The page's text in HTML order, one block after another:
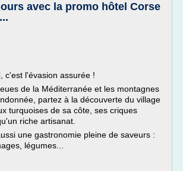
avec la promo hôtel Corse
c'est l'évasion assurée !
de la Méditerranée et les montagnes
partez à la découverte du village
turquoises de sa côte, ses criques
riche artisanat.
une gastronomie pleine de saveurs :
légumes...